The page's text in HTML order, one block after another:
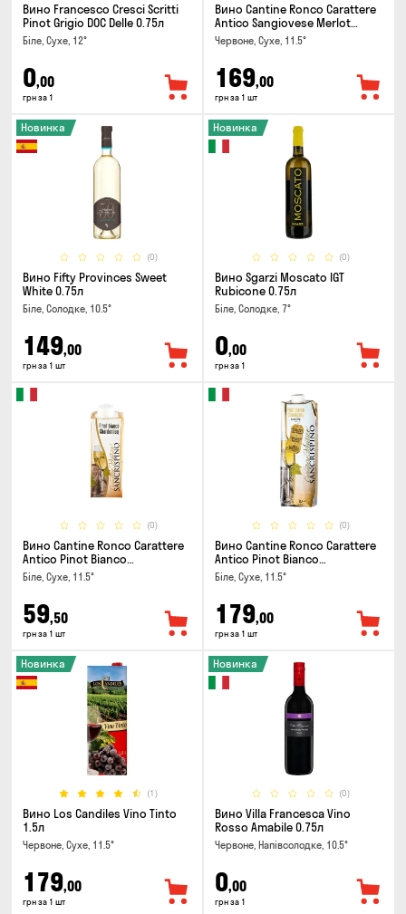
Вино Francesco Cresci Scritti
Pinot Grigio DOC Delle 0.75л
Біле, Сухе, 12°
0,00
грн за 1
Вино Cantine Ronco Carattere
Antico Sangiovese Merlot
Rubicone IGT 1л
Червоне, Сухе, 11.5°
169,00
грн за 1 шт
(0)
Новинка
Вино Fifty Provinces Sweet
White 0.75л
Біле, Солодке, 10.5°
149,00
грн за 1 шт
(0)
Новинка
Вино Sgarzi Moscato IGT
Rubicone 0.75л
Біле, Солодке, 7°
0,00
грн за 1
(0)
Вино Cantine Ronco Carattere
Antico Pinot Bianco
Chardonnay Rubicone IGT 0.25л
Біле, Сухе, 11.5°
59,50
грн за 1 шт
(0)
Вино Cantine Ronco Carattere
Antico Pinot Bianco
Chardonnay Rubicone IGT 1л
Біле, Сухе, 11.5°
179,00
грн за 1 шт
(1)
Новинка
Вино Los Candiles Vino Tinto
1.5л
Червоне, Сухе, 11.5°
179,00
грн за 1 шт
(0)
Новинка
Вино Villa Francesca Vino
Rosso Amabile 0.75л
Червоне, Напівсолодке, 10.5°
0,00
грн за 1